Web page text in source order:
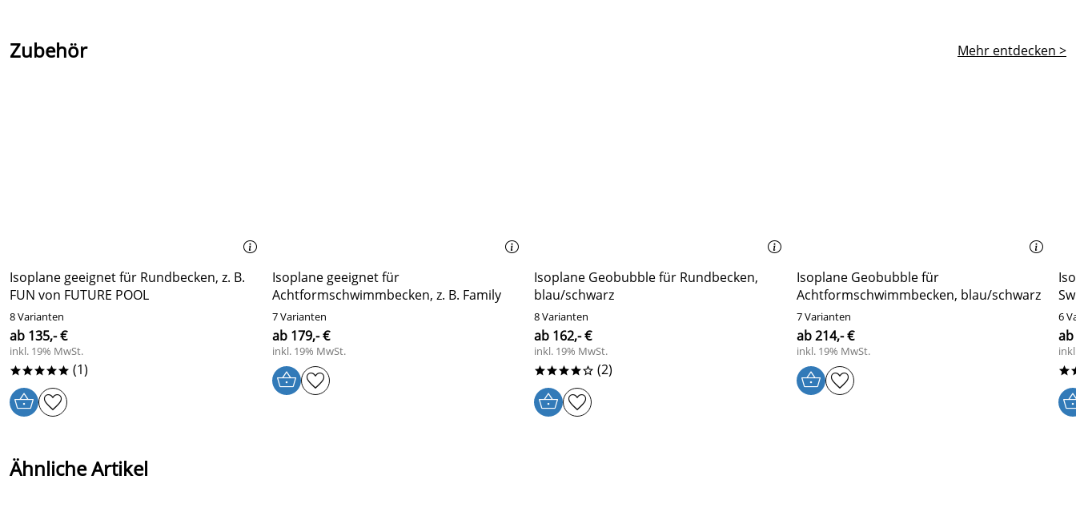
Zubehör Mehr entdecken >
Isoplane geeignet für Rundbecken, z. B.
FUN von FUTURE POOL
8 Varianten
ab 135,- €
inkl. 19% MwSt.
***** (1)
Isoplane geeignet für
Achtformschwimmbecken, z. B. Family
7 Varianten
ab 179,- €
inkl. 19% MwSt.
Isoplane Geobubble für Rundbecken,
blau/schwarz
8 Varianten
ab 162,- €
inkl. 19% MwSt.
****o (2)
Isoplane Geobubble für
Achtformschwimmbecken, blau/schwarz
7 Varianten
ab 214,- €
inkl. 19% MwSt.
6
ab
Ähnliche Artikel